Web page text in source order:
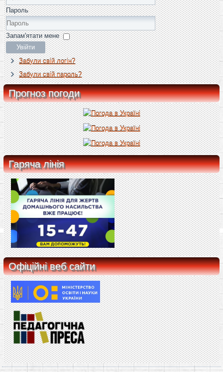
Пароль
Запам'ятати мене
Увійти
Забули свій логін?
Забули свій пароль?
Прогноз погоди
Гаряча лінія
Офіційні веб сайти